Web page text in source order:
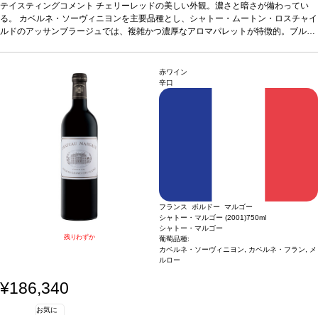
ベリーを思わせる果実のノートとミルクっぽさのあるアロマが交じり合う。程よい
樽香からくる焦焙系のほのかな香りが加わり、黄タバコ、お香、煎ったヘーゼルナ
ッツのアロマが感じられる。 アタックには精度の高さと調和が備わり、噛みごたえ
ラベル作品担当：
印象的な濃縮度のある色。力強く、明白なオークの含みと繊細なラズベリーのニュ
アンスを持つ。コクがあり滑らか、洗練されており、この年にしては重要なこと
に、明白なオークの含みを持ち、バランスの取れたタンニンと洗練された後味があ
テイスティングコメント チェリーレッドの美しい外観。濃さと暗さが備わってい
る。 カベルネ・ソーヴィニヨンを主要品種とし、シャトー・ムートン・ロスチャイ
ルドのアッサンブラージュでは、複雑かつ濃厚なアロマパレットが特徴的。ブルー
ッツのアロマが感じられる。 アタックには精度の高さと調和が備わり、噛みごたえ
のある風味豊かなタンニンへと続く。口いっぱいに広がる風味、クリームのような
なめらかさとともに勢いがある。2006年シャトー・ムートンは、「秀逸でクラシッ
クな」ムートンのワインと評される。
に、明白なオークの含みを持ち、バランスの取れたタンニンと洗練された後味があ
る。93ポイント。JKW04/07
これはJ. K. ウィラハンによるアン・プリムール・テイスティングノートからの抜粋
残りわずか
赤ワイン
辛口
フランス ボルドー マルゴー
シャトー・マルゴー (2001)750ml
シャトー・マルゴー
葡萄品種:
カベルネ・ソーヴィニヨン, カベルネ・フラン, メ
ルロー
¥186,340
お気に